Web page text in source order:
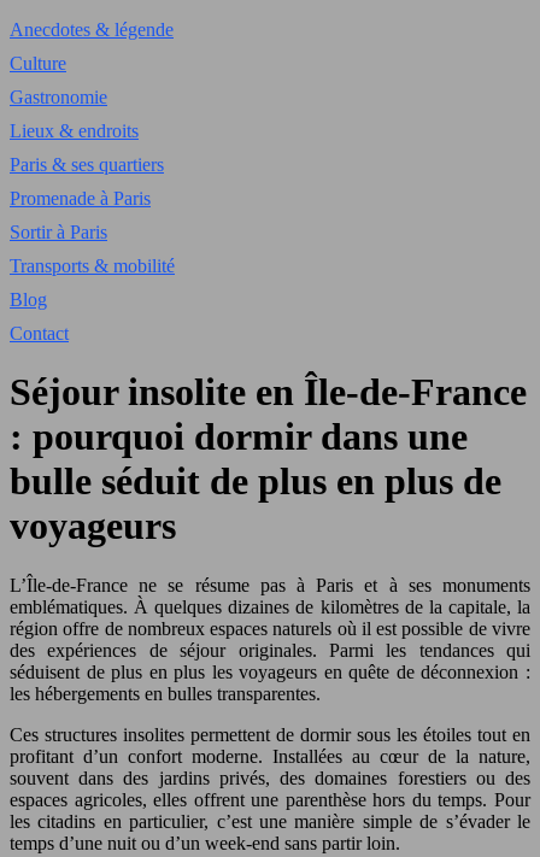
Anecdotes & légende
Culture
Gastronomie
Lieux & endroits
Paris & ses quartiers
Promenade à Paris
Sortir à Paris
Transports & mobilité
Blog
Contact
Séjour insolite en Île-de-France
: pourquoi dormir dans une
bulle séduit de plus en plus de
voyageurs
L’Île-de-France ne se résume pas à Paris et à ses monuments
emblématiques. À quelques dizaines de kilomètres de la capitale, la
région offre de nombreux espaces naturels où il est possible de vivre
des expériences de séjour originales. Parmi les tendances qui
séduisent de plus en plus les voyageurs en quête de déconnexion :
les hébergements en bulles transparentes.
Ces structures insolites permettent de dormir sous les étoiles tout en
profitant d’un confort moderne. Installées au cœur de la nature,
souvent dans des jardins privés, des domaines forestiers ou des
espaces agricoles, elles offrent une parenthèse hors du temps. Pour
les citadins en particulier, c’est une manière simple de s’évader le
temps d’une nuit ou d’un week-end sans partir loin.